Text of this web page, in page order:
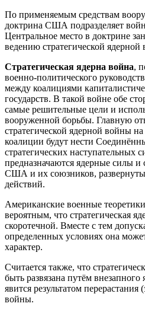
По применяемым средствам
доктрина США подразделяет
Центральное место в доктрине
ведению стратегической ядерной
Стратегическая ядерна война,
военно-политического
между коалициями
государств. В такой войне обе
самые решительные цели и
вооруженной борьбы. Главную
стратегической ядерной войны
коалиции будут нести
стратегических наступательных
предназначаются ядерные силы
США и их союзников,
действий.
Американские военные
вероятным, что стратегическая
скоротечной. Вместе с тем
определенных условиях она
характер.
Считается также, что
быть развязана путём
явится результатом
войны.